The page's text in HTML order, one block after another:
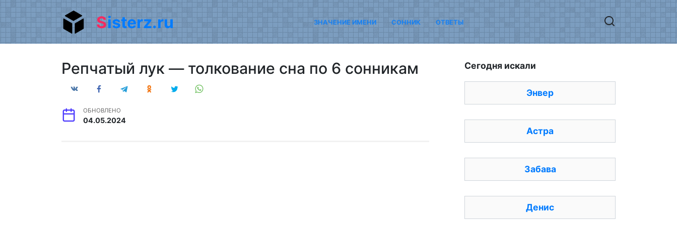
Перейти
к
содержанию
Sisterz.ru ЗНАЧЕНИЕ ИМЕНИ СОННИК ОТВЕТЫ
Репчатый лук — толкование сна по 6 сонникам
ОБНОВЛЕНО
04.05.2024
Сегодня искали
Энвер
Астра
Забава
Денис